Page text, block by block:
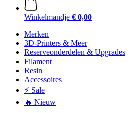
Winkelmandje € 0,00
Merken
3D-Printers & Meer
Reserveonderdelen & Upgrades
Filament
Resin
Accessoires
⚡ Sale
🔥 Nieuw